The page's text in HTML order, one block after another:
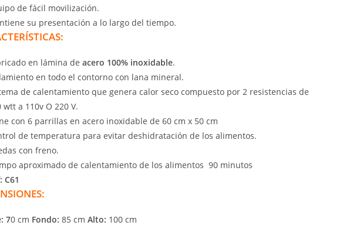
de fácil movilización.
su presentación a lo largo del tiempo.
en lámina de acero 100% inoxidable.
en todo el contorno con lana mineral.
de calentamiento que genera calor seco compuesto por 2 resistencias de
wtt a 110v O 220 V.
con 6 parrillas en acero inoxidable de 60 cm x 50 cm
de temperatura para evitar deshidratación de los alimentos.
con freno.
aproximado de calentamiento de los alimentos 90 minutos
C61
70 cm Fondo: 85 cm Alto: 100 cm